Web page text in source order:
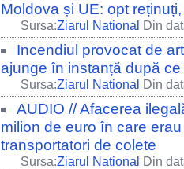
Moldova și UE: opt
Sursa:Ziarul National Din
Incendiul provocat de
ajunge în instanță după
Sursa:Ziarul National Din
AUDIO // Afacerea
milion de euro în care
transportatori de colete
Sursa:Ziarul National Din